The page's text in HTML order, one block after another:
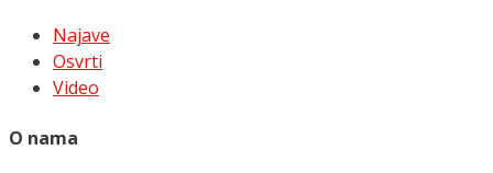
Najave
Osvrti
Video
O nama